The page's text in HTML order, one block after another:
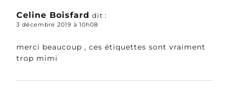
Celine Boisfard dit :
3 décembre 2019 à 10h08
merci beaucoup , ces étiquettes sont vraiment
trop mimi